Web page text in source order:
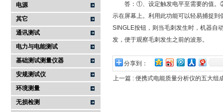
电源
其它
通讯测试
电力与电能测试
基础测试测量仪器
安规测试仪
环境测量
无损检测
答：①、设定触发电平至需要的值。②
示在屏幕上。利用此功能可以轻易捕捉
SINGLE按钮，则当毛刺发生时，机器自
发，便于观察毛刺发生之前的波形。
分享到：
上一篇 : 便携式电能质量分析仪的五大组